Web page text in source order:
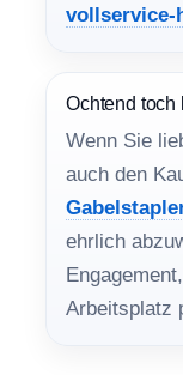
vollservice-
Ochtend toch
Wenn Sie
auch den
ehrlich
Arbeitsplatz